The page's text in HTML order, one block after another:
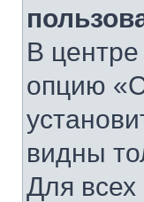
В
опцию
видны
Для